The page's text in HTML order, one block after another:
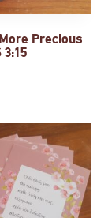
Precious
3:15